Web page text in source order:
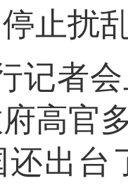
止扰
记者
高官
还出台